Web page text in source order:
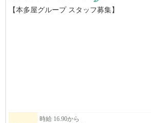
【本多屋グループ スタッフ募集】
時給 16.90から